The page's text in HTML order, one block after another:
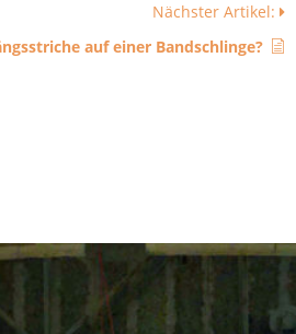
Nächster Artikel:
auf einer Bandschlinge?